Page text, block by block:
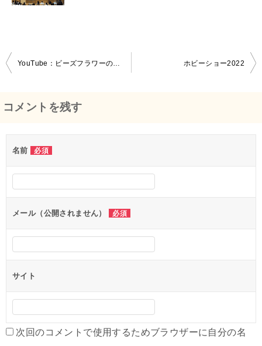
稿
ー
ョ
ン
ホビーショー2022
コメントを残す
名前 必須
メール（公開されません） 必須
サイト
次回のコメントで使用するためブラウザーに自分の名